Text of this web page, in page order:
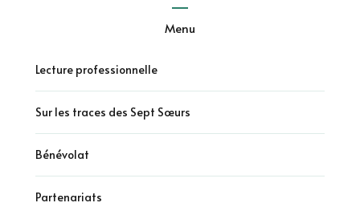
Menu
Lecture professionnelle
Sur les traces des Sept Sœurs
Bénévolat
Partenariats